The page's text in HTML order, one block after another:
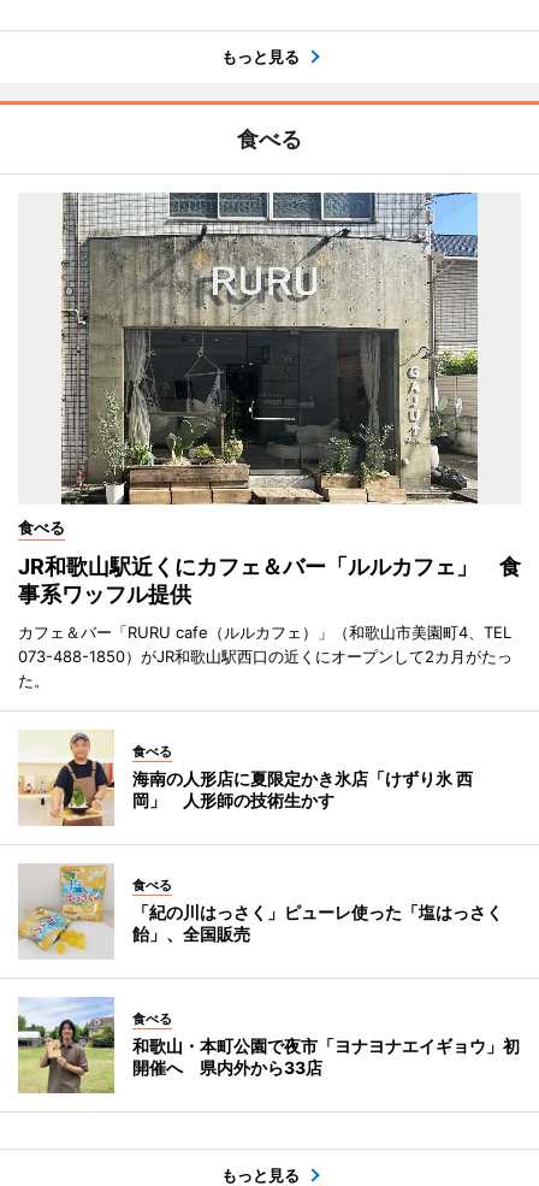
もっと見る
食べる
食べる
JR和歌山駅近くにカフェ＆バー「ルルカフェ」 食
事系ワッフル提供
カフェ＆バー「RURU cafe（ルルカフェ）」（和歌山市美園町4、TEL
073-488-1850）がJR和歌山駅西口の近くにオープンして2カ月がたっ
た。
食べる
海南の人形店に夏限定かき氷店「けずり氷 西
岡」 人形師の技術生かす
食べる
「紀の川はっさく」ピューレ使った「塩はっさく
飴」、全国販売
食べる
和歌山・本町公園で夜市「ヨナヨナエイギョウ」初
開催へ 県内外から33店
もっと見る